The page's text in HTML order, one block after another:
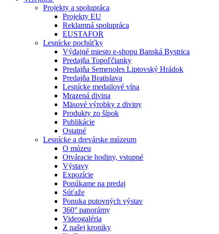
Projekty a spolupráca
Projekty EU
Reklamná spolupráca
EUSTAFOR
Lesnícke pochúťky
Výdajné miesto e-shopu Banská Bystrica
Predajňa Topoľčianky
Predajňa Semenoles Liptovský Hrádok
Predajňa Bratislava
Lesnícke medailové vína
Mrazená divina
Mäsové výrobky z diviny
Produkty zo šípok
Publikácie
Ostatné
Lesnícke a drevárske múzeum
O múzeu
Otváracie hodiny, vstupné
Výstavy
Expozície
Ponúkame na predaj
Súťaže
Ponuka putovných výstav
360° panorámy
Videogaléria
Z našej kroniky